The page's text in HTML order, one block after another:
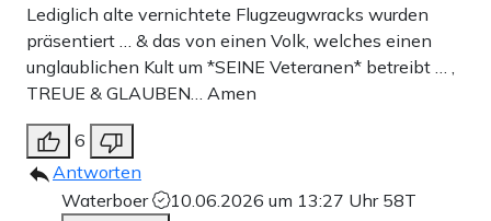
Lediglich alte vernichtete Flugzeugwracks wurden
präsentiert … & das von einen Volk, welches einen
unglaublichen Kult um *SEINE Veteranen* betreibt … ,
TREUE & GLAUBEN… Amen
6
Antworten
Waterboer
10.06.2026 um 13:27 Uhr 58T